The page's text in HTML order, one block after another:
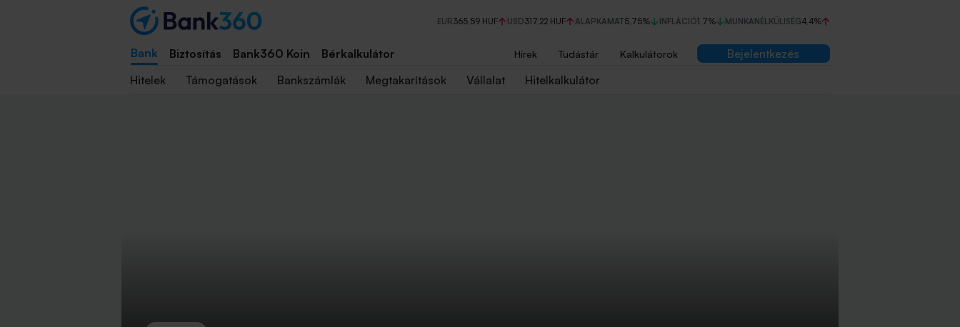
EUR365,59 HUF USD317,22 HUF ALAPKAMAT5,75% INFLÁCIÓ1,7% MUNKANÉLKÜLISÉG4,4%
Bank Biztosítás Bank360 Koin Bérkalkulátor Hírek Tudástár Kalkulátorok
Bejelentkezés
Hitelek
Támogatások Bankszámlák Megtakarítások Vállalat Hitelkalkulátor